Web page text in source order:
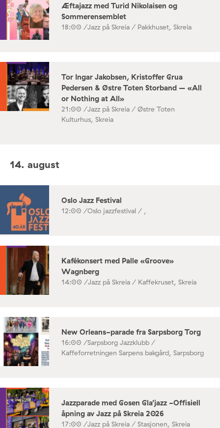
Æftajazz med Turid Nikolaisen og
Sommerensemblet
18:00 /Jazz på Skreia / Pakkhuset, Skreia
Tor Ingar Jakobsen, Kristoffer Grua
Pedersen & Østre Toten Storband – «All
or Nothing at All»
21:00 /Jazz på Skreia / Østre Toten
Kulturhus, Skreia
14. august
Oslo Jazz Festival
12:00 /Oslo jazzfestival / ,
Kafékonsert med Palle «Groove»
Wagnberg
14:00 /Jazz på Skreia / Kaffekruset, Skreia
New Orleans-parade fra Sarpsborg Torg
16:00 /Sarpsborg Jazzklubb /
Kaffeforretningen Sarpens bakgård, Sarpsborg
Jazzparade med Gosen Gla’jazz -Offisiell
åpning av Jazz på Skreia 2026
17:00 /Jazz på Skreia / Stasjonen, Skreia